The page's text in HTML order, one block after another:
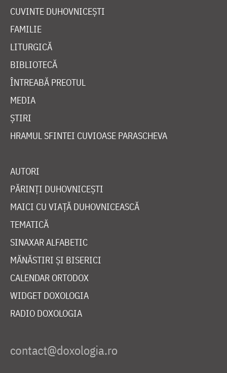
CUVINTE DUHOVNICEȘTI
FAMILIE
LITURGICĂ
BIBLIOTECĂ
ÎNTREABĂ PREOTUL
MEDIA
ȘTIRI
HRAMUL SFINTEI CUVIOASE PARASCHEVA
AUTORI
PĂRINȚI DUHOVNICEȘTI
MAICI CU VIAȚĂ DUHOVNICEASCĂ
TEMATICĂ
SINAXAR ALFABETIC
MĂNĂSTIRI ȘI BISERICI
CALENDAR ORTODOX
WIDGET DOXOLOGIA
RADIO DOXOLOGIA